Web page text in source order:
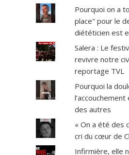
Pourquoi on a
place" pour le
diététicien est
Salera : Le
revivre notre
reportage TVL
Pourquoi la
des autres
« On a été des
cri du cœur de
Infirmière, elle